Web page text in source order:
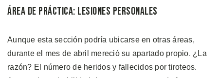
Área de Práctica: Lesiones Personales
Aunque esta sección podría ubicarse en otras áreas,
durante el mes de abril mereció su apartado propio. ¿La
razón? El número de heridos y fallecidos por tiroteos.